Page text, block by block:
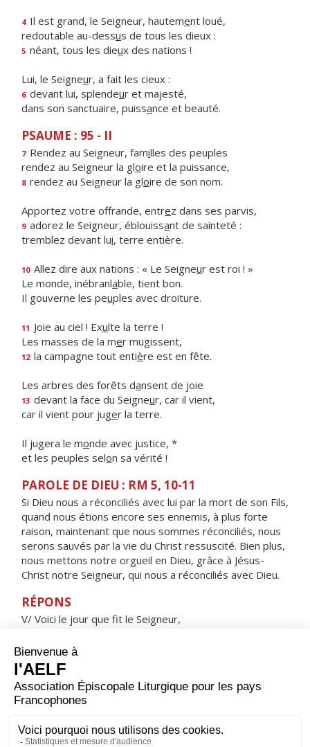
4 Il est grand, le Seigneur, hautement loué,
redoutable au-dessus de tous les dieux :
5 néant, tous les dieux des nations !
Lui, le Seigneur, a fait les cieux :
6 devant lui, splendeur et majesté,
dans son sanctuaire, puissance et beauté.
PSAUME : 95 - II
7 Rendez au Seigneur, familles des peuples
rendez au Seigneur la gloire et la puissance,
8 rendez au Seigneur la gloire de son nom.
Apportez votre offrande, entrez dans ses parvis,
9 adorez le Seigneur, éblouissant de sainteté :
tremblez devant lui, terre entière.
10 Allez dire aux nations : « Le Seigneur est roi ! »
Le monde, inébranlable, tient bon.
Il gouverne les peuples avec droiture.
11 Joie au ciel ! Exulte la terre !
Les masses de la mer mugissent,
12 la campagne tout entière est en fête.
Les arbres des forêts dansent de joie
13 devant la face du Seigneur, car il vient,
car il vient pour juger la terre.
Il jugera le monde avec justice, *
et les peuples selon sa vérité !
PAROLE DE DIEU : RM 5, 10-11
Si Dieu nous a réconciliés avec lui par la mort de son Fils,
quand nous étions encore ses ennemis, à plus forte
raison, maintenant que nous sommes réconciliés, nous
serons sauvés par la vie du Christ ressuscité. Bien plus,
nous mettons notre orgueil en Dieu, grâce à Jésus-
Christ notre Seigneur, qui nous a réconciliés avec Dieu.
RÉPONS
V/ Voici le jour que fit le Seigneur,
ORAISON
Dieu qui donnes sans cesse ta grâce pour augmenter le
nombre de tes enfants, veille sur ceux que tu viens
d’agréger à ton peuple ; ils ont pris naissance dans le
Christ, pour se présenter à la table de ses noces. Lui